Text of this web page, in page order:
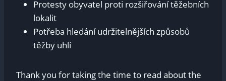
Protesty obyvatel proti rozšiřování těžebních
lokalit
Potřeba hledání udržitelnějších ⁣způsobů
těžby uhlí
Thank you ⁢for taking‍ the time ⁢to read about the